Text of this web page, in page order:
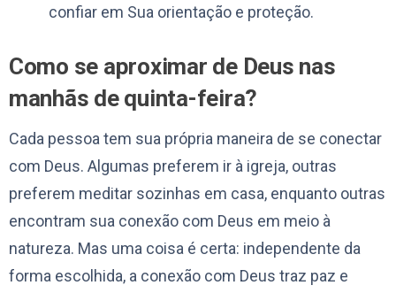
confiar em Sua orientação e proteção.
Como se aproximar de Deus nas
manhãs de quinta-feira?
Cada pessoa tem sua própria maneira de se conectar
com Deus. Algumas preferem ir à igreja, outras
preferem meditar sozinhas em casa, enquanto outras
encontram sua conexão com Deus em meio à
natureza. Mas uma coisa é certa: independente da
forma escolhida, a conexão com Deus traz paz e